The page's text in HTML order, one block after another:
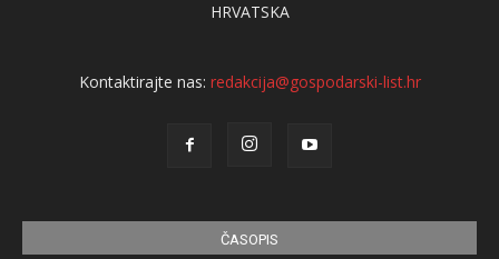
HRVATSKA
Kontaktirajte nas: redakcija@gospodarski-list.hr
ČASOPIS